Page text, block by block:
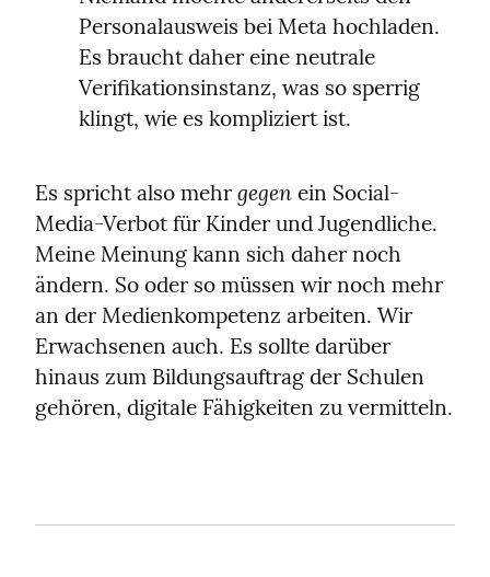
Personalausweis bei Meta hochladen.
Es braucht daher eine neutrale
Verifikationsinstanz, was so sperrig
klingt, wie es kompliziert ist.
Es spricht also mehr gegen ein Social-
Media-Verbot für Kinder und Jugendliche.
Meine Meinung kann sich daher noch
ändern. So oder so müssen wir noch mehr
an der Medienkompetenz arbeiten. Wir
Erwachsenen auch. Es sollte darüber
hinaus zum Bildungsauftrag der Schulen
gehören, digitale Fähigkeiten zu vermitteln.